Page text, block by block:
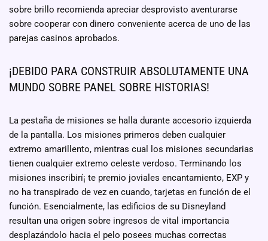
sobre brillo recomienda apreciar desprovisto aventurarse
sobre cooperar con dinero conveniente acerca de uno de las
parejas casinos aprobados.
¡DEBIDO PARA CONSTRUIR ABSOLUTAMENTE UNA
MUNDO SOBRE PANEL SOBRE HISTORIAS!
La pestaña de misiones se halla durante accesorio izquierda
de la pantalla. Los misiones primeros deben cualquier
extremo amarillento, mientras cual los misiones secundarias
tienen cualquier extremo celeste verdoso. Terminando los
misiones inscribirí¡ te premio joviales encantamiento, EXP y
no ha transpirado de vez en cuando, tarjetas en función de el
función. Esencialmente, las edificios de su Disneyland
resultan una origen sobre ingresos de vital importancia
desplazándolo hacia el pelo posees muchas correctas